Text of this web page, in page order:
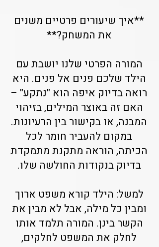
**איך שיעורים פרטיים משנים
את המשחק?**
המורה הפרטי שלנו יושבת עם
הילד שלכם פנים אל פנים. היא
רואה בדיוק איפה הוא "נתקע" –
האם זה באוצר המילים, בזיהוי
המבנה, או בקישור בין הרעיונות.
במקום להעביר חומר לכל
הכיתה, הוראה מתקנת מתמקדת
בדיוק בנקודות החולשה שלו.
למשל: הילד קורא משפט ארוך
ומבין כל מילה, אבל לא מבין את
הקשר בינן. המורה תלמד אותו
לחלק את המשפט לחלקים,